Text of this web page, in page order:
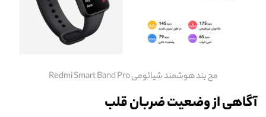
مچ بند هوشمند شیائومی Redmi Smart Band Pro
آگاهی از وضعیت ضربان قلب